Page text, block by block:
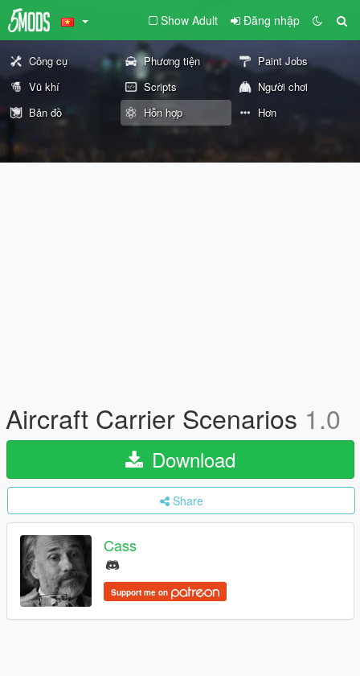
Show Adult Đăng nhập
Công cụ Phương tiện
Paint Jobs
Vũ khí
Scripts
Người chơi
Bản đồ
Hỗn hợp Hơn
Aircraft Carrier Scenarios 1.0
Download
Share
Cass
Support me on